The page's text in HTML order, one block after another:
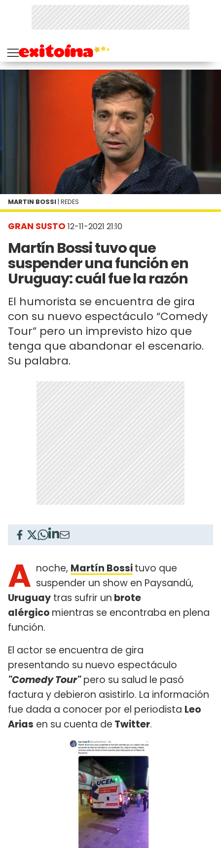
GRAN SUSTO 12-11-2021 21:10
Martín Bossi tuvo que
suspender una función en
Uruguay: cuál fue la razón
El humorista se encuentra de gira
con su nuevo espectáculo “Comedy
Tour” pero un imprevisto hizo que
tenga que abandonar el escenario.
Su palabra.
MARTIN BOSSI | REDES
A noche, Martín Bossituvo que
suspender un show en Paysandú,
Uruguay tras sufrir un brote
alérgico mientras se encontraba en plena
función.
El actor se encuentra de gira
presentando su nuevo espectáculo
"Comedy Tour"pero su salud le pasó
factura y debieron asistirlo. La información
fue dada a conocer por el periodista Leo
Arias en su cuenta de Twitter.